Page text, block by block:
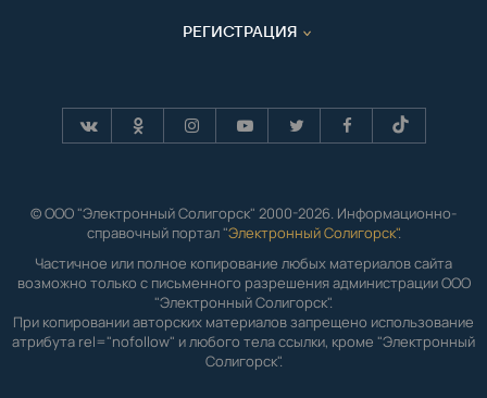
РЕГИСТРАЦИЯ
© ООО "Электронный Солигорск" 2000-2026. Информационно-
справочный портал "Электронный Солигорск".
Частичное или полное копирование любых материалов сайта
возможно только с письменного разрешения администрации ООО
"Электронный Солигорск".
При копировании авторских материалов запрещено использование
атрибута rel="nofollow" и любого тела ссылки, кроме "Электронный
Солигорск".